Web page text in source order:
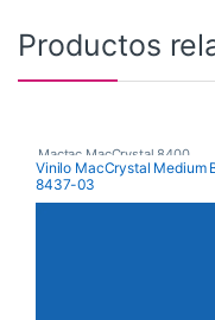
Productos
Mactac MacCrystal 8400
Vinilos De Corte
Vinilo MacCrystal Medium
8437-03